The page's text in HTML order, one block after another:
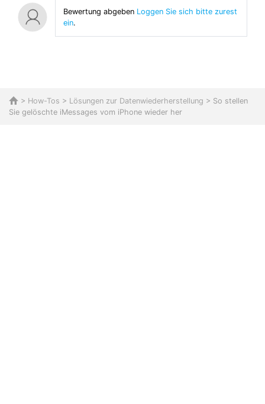
Bewertung abgebenLoggen Sie sich bitte zurest
ein.
> How-Tos > Lösungen zur Datenwiederherstellung > So stellen
Sie gelöschte iMessages vom iPhone wieder her